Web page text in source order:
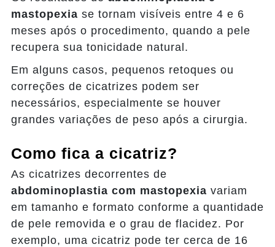
mastopexia se tornam visíveis entre 4 e 6
meses após o procedimento, quando a pele
recupera sua tonicidade natural.
Em alguns casos, pequenos retoques ou
correções de cicatrizes podem ser
necessários, especialmente se houver
grandes variações de peso após a cirurgia.
Como fica a cicatriz?
As cicatrizes decorrentes de
abdominoplastia com mastopexia variam
em tamanho e formato conforme a quantidade
de pele removida e o grau de flacidez. Por
exemplo, uma cicatriz pode ter cerca de 16